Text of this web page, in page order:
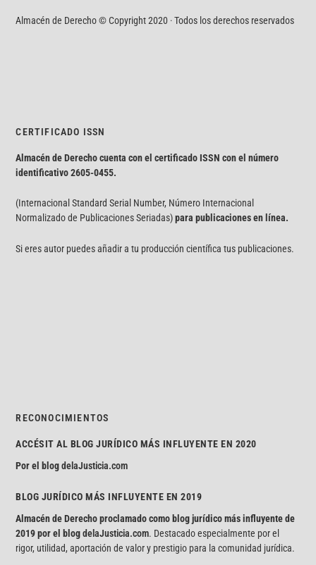
Almacén de Derecho © Copyright 2020 · Todos los derechos reservados
CERTIFICADO ISSN
Almacén de Derecho cuenta con el certificado ISSN con el número
identificativo2605-0455.
(Internacional Standard Serial Number, Número Internacional
Normalizado de Publicaciones Seriadas)para publicaciones en línea.
Si eres autor puedes añadir a tu producción científica tus publicaciones.
RECONOCIMIENTOS
ACCÉSIT AL BLOG JURÍDICO MÁS INFLUYENTE EN 2020
Por el blogdelaJusticia.com
BLOG JURÍDICO MÁS INFLUYENTE EN 2019
Almacén de Derecho proclamado como blog jurídico más influyente de
2019 por el blogdelaJusticia.com. Destacado especialmente por el
rigor, utilidad, aportación de valor y prestigio para la comunidad jurídica.